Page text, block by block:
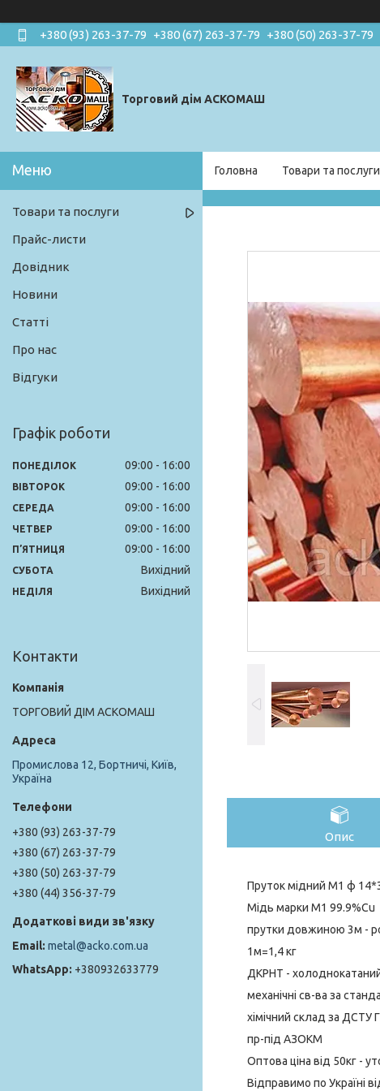
+380 (93) 263-37-79 +380 (67) 263-37-79 +380 (50) 263-37-79
Торговий дім АСКОМАШ
Головна Товари та послуги
Опис
Пруток мідний М1 ф
Мідь марки М1 99.9%Cu
прутки довжиною 3м -
1м=1,4 кг
ДКРНТ - холоднокатаний
механічні св-ва за
хімічний склад за ДСТУ
пр-під АЗОКМ
Оптова ціна від 50кг -
Відправимо по Україні
Товари та послуги
Прайс-листи
Довідник
Новини
Статті
Про нас
Відгуки
Графік роботи
ПОНЕДІЛОК 09:00 16:00
ВІВТОРОК 09:00 16:00
СЕРЕДА 09:00 16:00
ЧЕТВЕР 09:00 16:00
ПʼЯТНИЦЯ 09:00 16:00
СУБОТА Вихідний
НЕДІЛЯ Вихідний
Контакти
ТОРГОВИЙ ДІМ АСКОМАШ
Промислова 12, Бортничі, Київ,
Україна
+380 (93) 263-37-79
+380 (67) 263-37-79
+380 (50) 263-37-79
+380 (44) 356-37-79
metal@acko.com.ua
+380932633779